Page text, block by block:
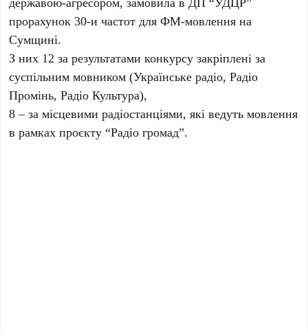
прорахунок 30-и частот для ФМ-мовлення на
Сумщині.
З них 12 за результатами конкурсу закріплені за
суспільним мовником (Українське радіо, Радіо
Промінь, Радіо Культура),
8 – за місцевими радіостанціями, які ведуть мовлення
в рамках проєкту “Радіо громад”.